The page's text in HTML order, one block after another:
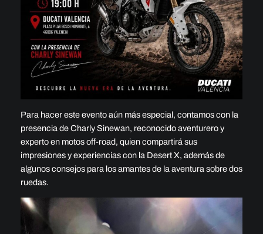
Para hacer este evento aún más especial, contamos con la
presencia de Charly Sinewan, reconocido aventurero y
experto en motos off-road, quien compartirá sus
impresiones y experiencias con la Desert X, además de
algunos consejos para los amantes de la aventura sobre dos
ruedas.